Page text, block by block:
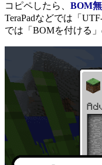
コピペしたら、 BOM
TeraPadなどでは「
では「BOMを付ける